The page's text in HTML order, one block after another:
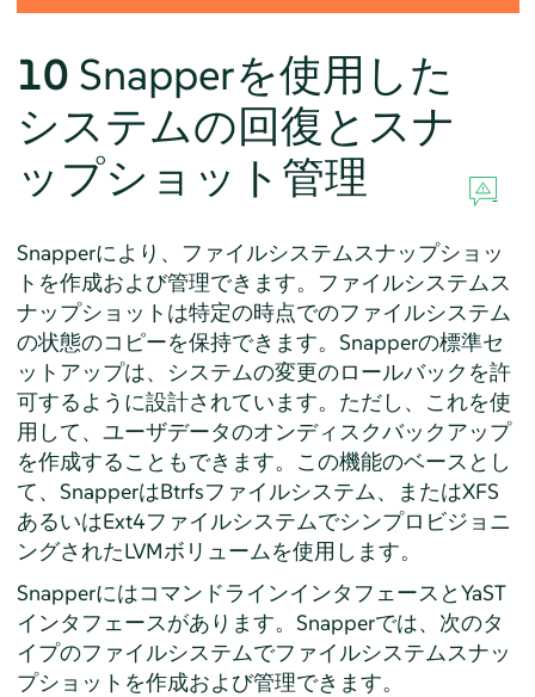
10 Snapperを使用した
システムの回復とスナ
ップショット管理
Snapperにより、ファイルシステムスナップショッ
トを作成および管理できます。ファイルシステムス
ナップショットは特定の時点でのファイルシステム
の状態のコピーを保持できます。Snapperの標準セ
ットアップは、システムの変更のロールバックを許
可するように設計されています。ただし、これを使
用して、ユーザデータのオンディスクバックアップ
を作成することもできます。この機能のベースとし
て、SnapperはBtrfsファイルシステム、またはXFS
あるいはExt4ファイルシステムでシンプロビジョニ
ングされたLVMボリュームを使用します。
SnapperにはコマンドラインインタフェースとYaST
インタフェースがあります。Snapperでは、次のタ
イプのファイルシステムでファイルシステムスナッ
プショットを作成および管理できます。